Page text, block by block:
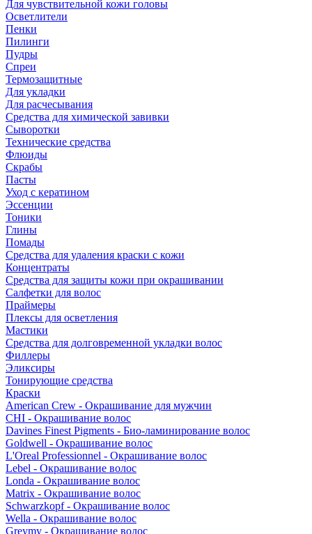
Для чувствительной кожи головы
Осветлители
Пенки
Пилинги
Пудры
Спреи
Термозащитные
Для укладки
Для расчесывания
Средства для химической завивки
Сыворотки
Технические средства
Флюиды
Скрабы
Пасты
Уход с кератином
Эссенции
Тоники
Глины
Помады
Средства для удаления краски с кожи
Концентраты
Средства для защиты кожи при окрашивании
Салфетки для волос
Праймеры
Плексы для осветления
Мастики
Средства для долговременной укладки волос
Филлеры
Эликсиры
Тонирующие средства
Краски
American Crew - Окрашивание для мужчин
CHI - Окрашивание волос
Davines Finest Pigments - Био-ламинирование волос
Goldwell - Окрашивание волос
L'Oreal Professionnel - Окрашивание волос
Lebel - Окрашивание волос
Londa - Окрашивание волос
Matrix - Окрашивание волос
Schwarzkopf - Окрашивание волос
Wella - Окрашивание волос
Greymy - Окрашивание волос